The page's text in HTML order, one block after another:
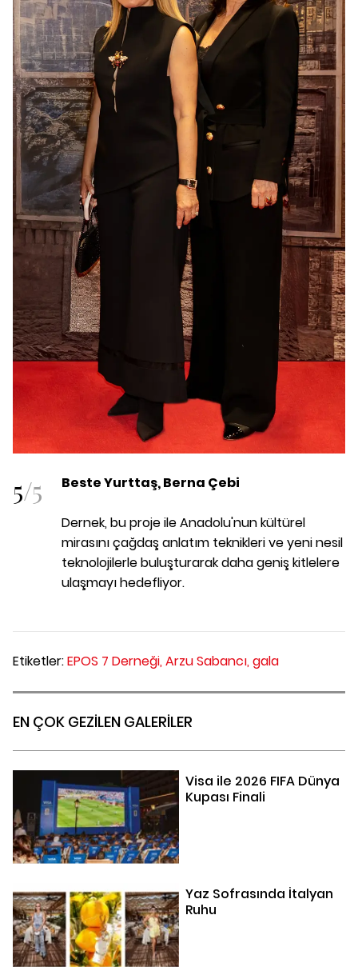
5/5 Beste Yurttaş, Berna Çebi
Dernek, bu proje ile Anadolu'nun kültürel
mirasını çağdaş anlatım teknikleri ve yeni nesil
teknolojilerle buluşturarak daha geniş kitlelere
ulaşmayı hedefliyor.
Etiketler:EPOS 7 Derneği,Arzu Sabancı,gala
EN ÇOK GEZİLEN GALERİLER
Visa ile 2026 FIFA Dünya
Kupası Finali
Yaz Sofrasında İtalyan
Ruhu